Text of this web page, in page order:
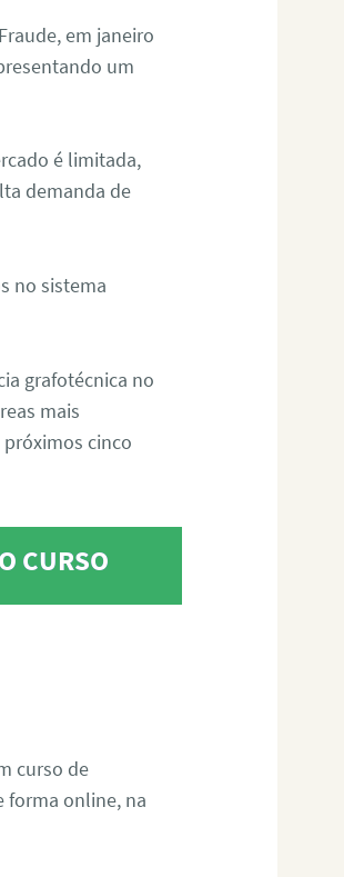
em janeiro
um
é limitada,
demanda de
no sistema
grafotécnica no
mais
cinco
CURSO
curso de
forma online, na